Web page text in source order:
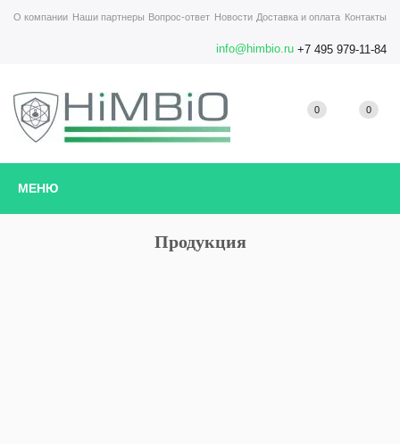
О компании Наши партнеры Вопрос-ответ Новости Доставка и оплата Контакты
info@himbio.ru +7 495 979-11-84
МЕНЮ
0 0
Продукция